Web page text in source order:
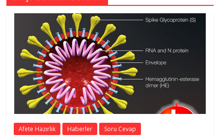
Afete Hazırlık Haberler Soru Cevap